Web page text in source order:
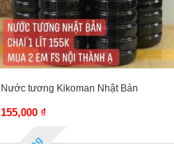
Nước tương Kikoman Nhật Bản
155,000 ₫